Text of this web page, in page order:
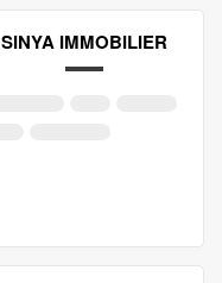
SINYA IMMOBILIER